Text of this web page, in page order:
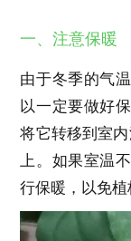
一、注意保暖
由于冬季的气
以一定要做好
将它转移到室
上。如果室温
行保暖，以免植